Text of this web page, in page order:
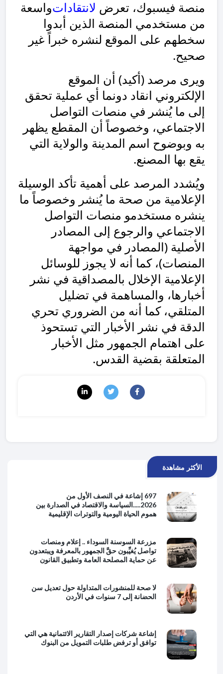
منصة فيسبوك، تعرض لانتقاداتواسعة
من مستخدمي المنصة الذين أبدوا
سخطهم على الموقع لنشره خبراً غير
صحيح.
ويرى مرصد (أكيد) أن الموقع
الإلكتروني انقاد دونما أي عملية تحقق
إلى ما يُنشر في منصات التواصل
الاجتماعي، وخصوصاً أن المقطع يظهر
به وبوضوح اسم المدينة والولاية التي
يقع بها المصنع.
ويُشدد المرصد على أهمية تأكد الوسيلة
الإعلامية من صحة ما يُنشر وخصوصاً ما
ينشره مستخدمو منصات التواصل
الاجتماعي والرجوع إلى المصادر
الأصلية (المصادر في مواجهة
المنصات)، كما أنه لا يجوز للوسائل
الإعلامية الإخلال بالمصداقية في نشر
أخبارها، والمساهمة في تضليل
المتلقي، كما أنه من الضروري تحري
الدقة في نشر الأخبار التي تستحوذ
على اهتمام الجمهور مثل الأخبار
المتعلقة بقضية القدس.
الأكثر مشاهدة
697 إشاعة في النصف الأول من
2026.....السياسة والاقتصاد في الصدارة بين
هموم الحياة اليومية والتوترات الإقليمية
مزرعة السوسنة السوداء .. إعلام ومنصات
تواصل يُغيِّبون حقَّ الجمهور بالمعرفة ويبتعدون
عن حماية المصلحة العامة وتطبيق القانون
لا صحة للمنشورات المتداولة حول تعديل سن
الحضانة إلى 7 سنوات في الأردن
إشاعة شركات إصدار التقارير الائتمانية هي التي
توافق أو ترفض طلبات التمويل من البنوك